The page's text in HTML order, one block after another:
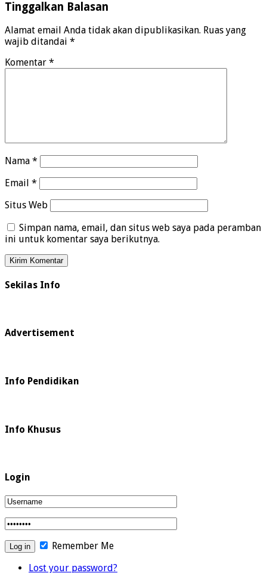
Tinggalkan Balasan
Alamat email Anda tidak akan dipublikasikan. Ruas yang
wajib ditandai *
Komentar *
Nama *
Email *
Situs Web
Simpan nama, email, dan situs web saya pada peramban
ini untuk komentar saya berikutnya.
Sekilas Info
Advertisement
Info Pendidikan
Info Khusus
Login
Remember Me
Lost your password?